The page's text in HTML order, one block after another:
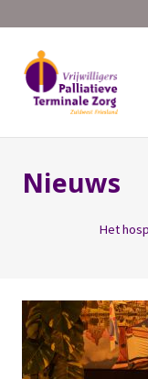
Nieuws
Het